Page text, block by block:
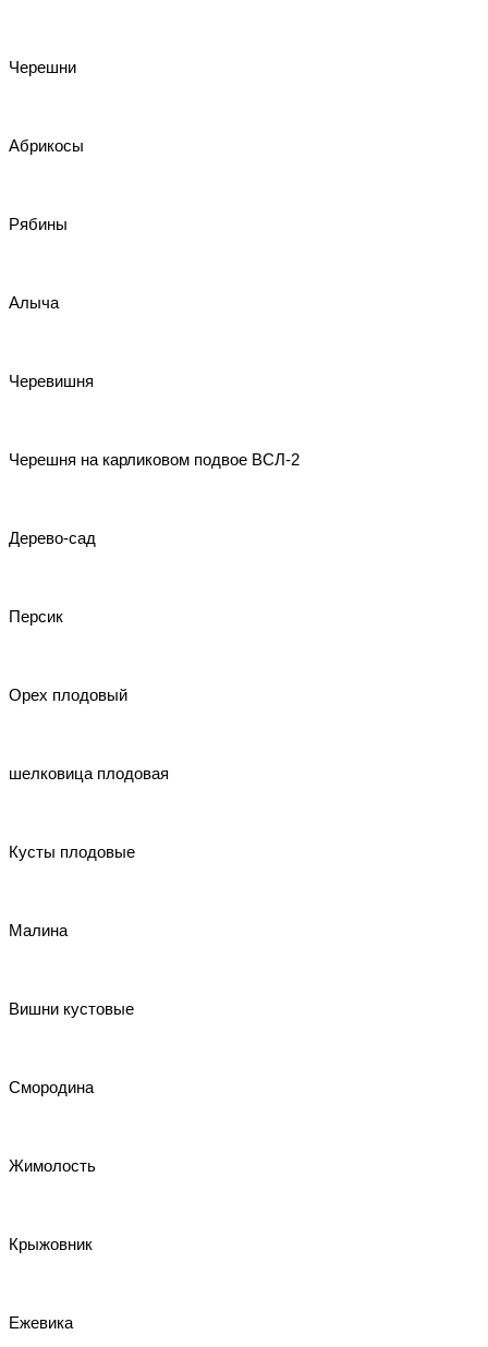
Черешни
Абрикосы
Рябины
Алыча
Черевишня
Черешня на карликовом подвое ВСЛ-2
Дерево-сад
Персик
Орех плодовый
шелковица плодовая
Кусты плодовые
Малина
Вишни кустовые
Смородина
Жимолость
Крыжовник
Ежевика